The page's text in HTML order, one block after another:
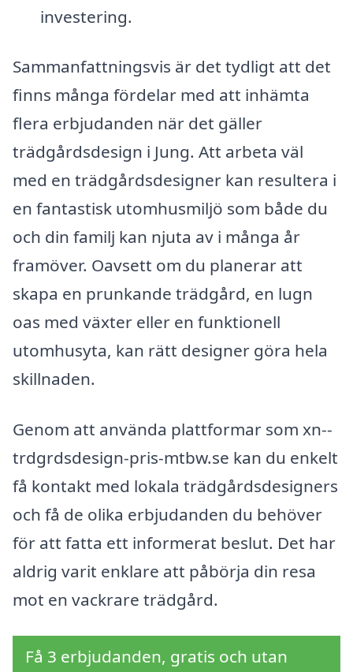
investering.
Sammanfattningsvis är det tydligt att det
finns många fördelar med att inhämta
flera erbjudanden när det gäller
trädgårdsdesign i Jung. Att arbeta väl
med en trädgårdsdesigner kan resultera i
en fantastisk utomhusmiljö som både du
och din familj kan njuta av i många år
framöver. Oavsett om du planerar att
skapa en prunkande trädgård, en lugn
oas med växter eller en funktionell
utomhusyta, kan rätt designer göra hela
skillnaden.
Genom att använda plattformar som xn--
trdgrdsdesign-pris-mtbw.se kan du enkelt
få kontakt med lokala trädgårdsdesigners
och få de olika erbjudanden du behöver
för att fatta ett informerat beslut. Det har
aldrig varit enklare att påbörja din resa
mot en vackrare trädgård.
Få 3 erbjudanden, gratis och utan